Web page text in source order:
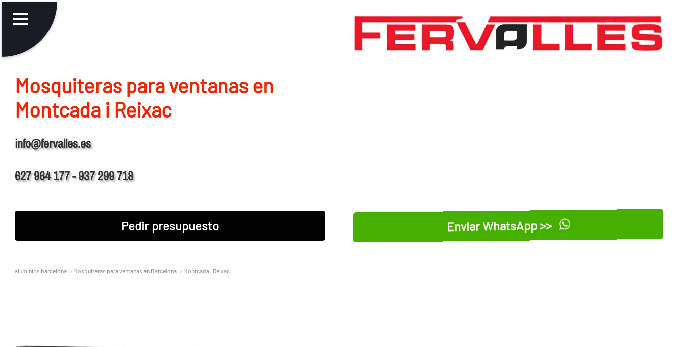
Mosquiteras para ventanas en
Montcada i Reixac
info@fervalles.es
627 964 177 - 937 299 718
Pedir presupuesto Enviar WhatsApp >>
aluminios barcelona Mosquiteras para ventanas en Barcelona Montcada i Reixac